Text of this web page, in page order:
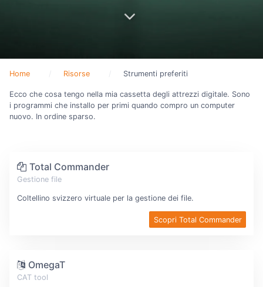
Home Risorse Strumenti preferiti
Ecco che cosa tengo nella mia cassetta degli attrezzi digitale. Sono
i programmi che installo per primi quando compro un computer
nuovo. In ordine sparso.
Total Commander
Gestione file
Coltellino svizzero virtuale per la gestione dei file.
Scopri Total Commander
OmegaT
CAT tool